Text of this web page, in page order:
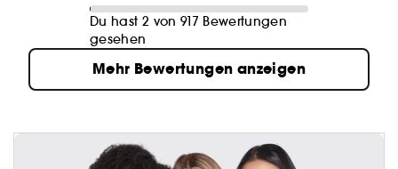
Du hast 2 von 917 Bewertungen
gesehen
Mehr Bewertungen anzeigen